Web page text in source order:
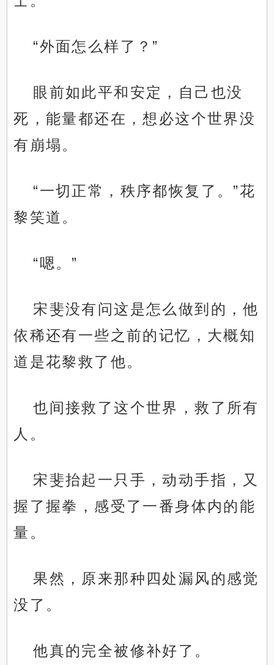
“外面怎么样了？”
眼前如此平和安定，自己也没
死，能量都还在，想必这个世界没
有崩塌。
“一切正常，秩序都恢复了。”花
黎笑道。
“嗯。”
宋斐没有问这是怎么做到的，他
依稀还有一些之前的记忆，大概知
道是花黎救了他。
也间接救了这个世界，救了所有
人。
宋斐抬起一只手，动动手指，又
握了握拳，感受了一番身体内的能
量。
果然，原来那种四处漏风的感觉
没了。
他真的完全被修补好了。